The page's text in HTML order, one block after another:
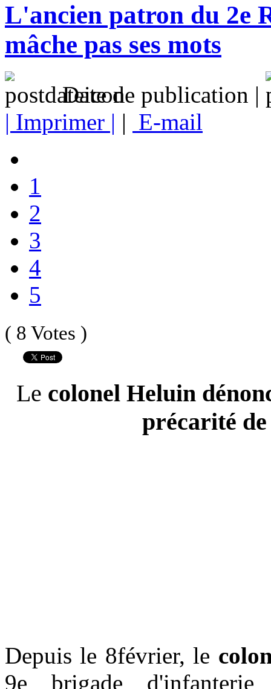
L'ancien patron du 2e
mâche pas ses mots
Date de publication |
| Imprimer | | E-mail
1
2
3
4
5
( 8 Votes )
Le colonel Heluin
précarité
Depuis le 8février, le
9e brigade